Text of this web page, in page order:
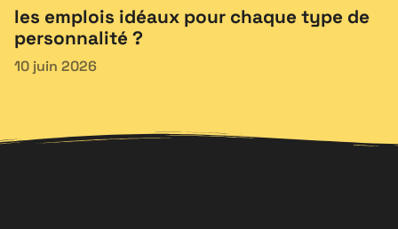
les emplois idéaux pour chaque type de
personnalité ?
10 juin 2026